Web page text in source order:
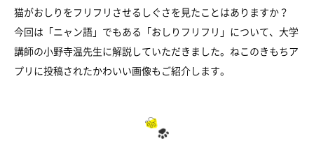
猫がおしりをフリフリさせるしぐさを見たことはありますか？
今回は「ニャン語」でもある「おしりフリフリ」について、大学
講師の小野寺温先生に解説していただきました。ねこのきもちア
プリに投稿されたかわいい画像もご紹介します。